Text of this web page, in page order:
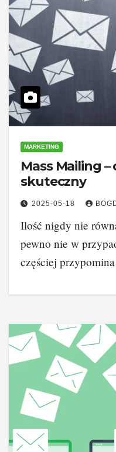
MARKETING
Mass Mailing –
skuteczny
2025-05-18
Ilość nigdy nie
pewno nie w
częściej